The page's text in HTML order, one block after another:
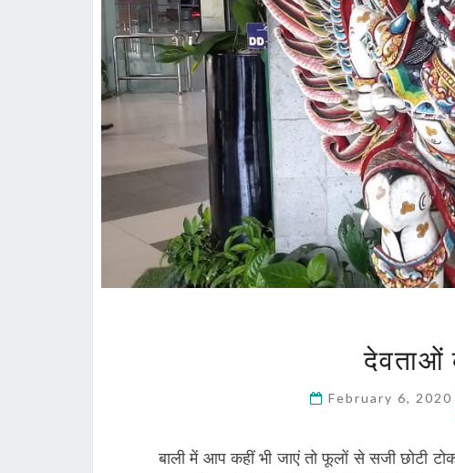
देवताओं
February 6,
बाली में आप कहीं भी जाएं तो फूलों से सजी छोटी